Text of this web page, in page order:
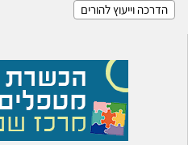
הדרכה וייעוץ להורים